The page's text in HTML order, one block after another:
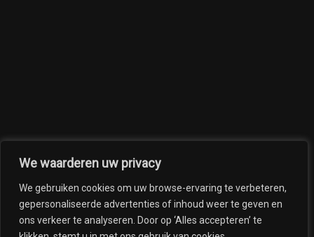
We waarderen uw privacy
We gebruiken cookies om uw browse-ervaring te verbeteren,
gepersonaliseerde advertenties of inhoud weer te geven en
ons verkeer te analyseren. Door op ‘Alles accepteren’ te